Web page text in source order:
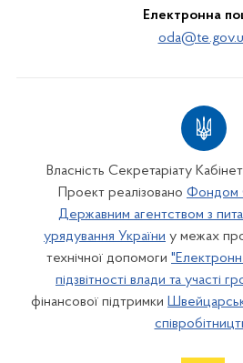
Електронна
Власність Секретаріату
Проект реалізовано Фондом
Державним агентством з
урядування України у межах
технічної допомоги
підзвітності влади та участі
фінансової підтримки